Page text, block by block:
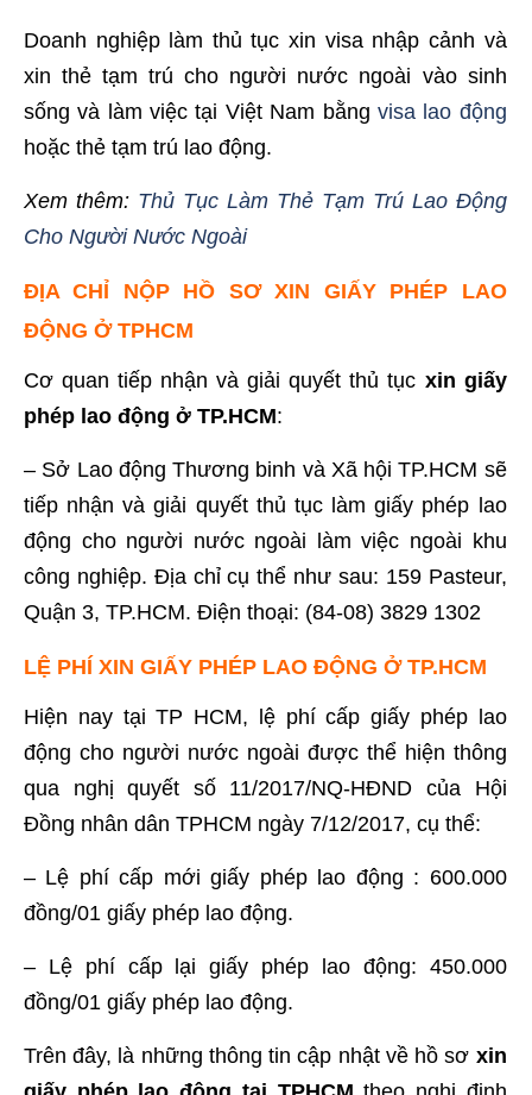
Doanh nghiệp làm thủ tục xin visa nhập cảnh và
xin thẻ tạm trú cho người nước ngoài vào sinh
sống và làm việc tại Việt Nam bằng visa lao động
hoặc thẻ tạm trú lao động.
Xem thêm: Thủ Tục Làm Thẻ Tạm Trú Lao Động
Cho Người Nước Ngoài
ĐỊA CHỈ NỘP HỒ SƠ XIN GIẤY PHÉP LAO
ĐỘNG Ở TPHCM
Cơ quan tiếp nhận và giải quyết thủ tục xin giấy
phép lao động ở TP.HCM:
– Sở Lao động Thương binh và Xã hội TP.HCM sẽ
tiếp nhận và giải quyết thủ tục làm giấy phép lao
động cho người nước ngoài làm việc ngoài khu
công nghiệp. Địa chỉ cụ thể như sau: 159 Pasteur,
Quận 3, TP.HCM. Điện thoại: (84-08) 3829 1302
LỆ PHÍ XIN GIẤY PHÉP LAO ĐỘNG Ở TP.HCM
Hiện nay tại TP HCM, lệ phí cấp giấy phép lao
động cho người nước ngoài được thể hiện thông
qua nghị quyết số 11/2017/NQ-HĐND của Hội
Đồng nhân dân TPHCM ngày 7/12/2017, cụ thể:
– Lệ phí cấp mới giấy phép lao động : 600.000
đồng/01 giấy phép lao động.
– Lệ phí cấp lại giấy phép lao động: 450.000
đồng/01 giấy phép lao động.
Trên đây, là những thông tin cập nhật về hồ sơ xin